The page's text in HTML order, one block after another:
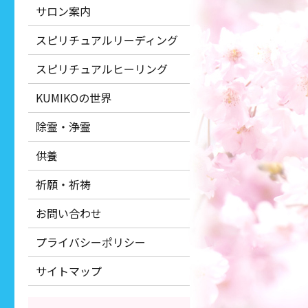
サロン案内
スピリチュアルリーディング
スピリチュアルヒーリング
KUMIKOの世界
除霊・浄霊
供養
祈願・祈祷
お問い合わせ
プライバシーポリシー
サイトマップ